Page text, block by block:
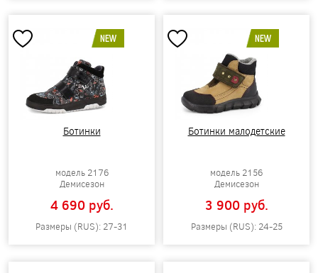
NEW
Ботинки
модель 2176
Демисезон
4 690 pуб.
Размеры (RUS): 27-31
NEW
Ботинки малодетские
модель 2156
Демисезон
3 900 pуб.
Размеры (RUS): 24-25